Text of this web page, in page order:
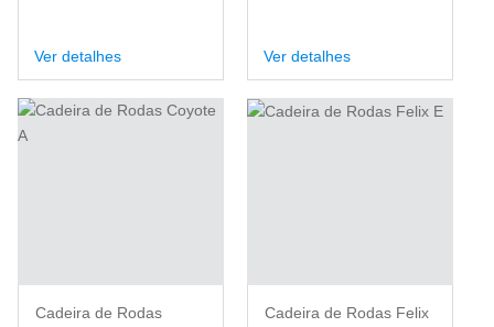
Ver detalhes Ver detalhes
Cadeira de Rodas
Cadeira de Rodas Felix